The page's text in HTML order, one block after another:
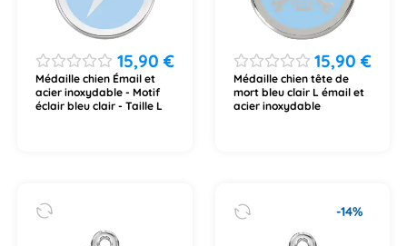
15,90 €
Médaille chien Émail et
acier inoxydable - Motif
éclair bleu clair - Taille L
15,90€
Médaille chien tête de
mort bleu clair L émail et
acier inoxydable
-14%